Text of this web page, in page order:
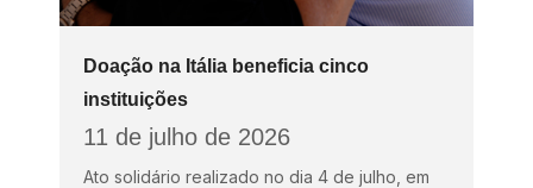
Doação na Itália beneficia cinco
instituições
11 de julho de 2026
Ato solidário realizado no dia 4 de julho, em